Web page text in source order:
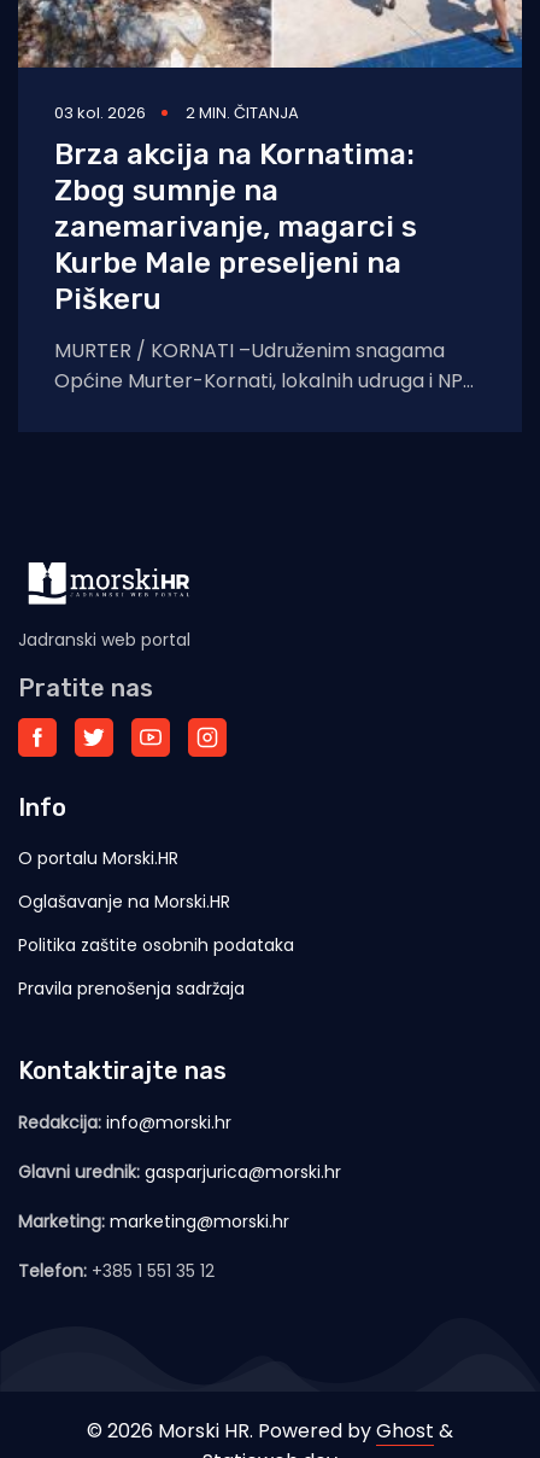
03 kol. 2026 2 MIN. ČITANJA
Brza akcija na Kornatima:
Zbog sumnje na
zanemarivanje, magarci s
Kurbe Male preseljeni na
Piškeru
MURTER / KORNATI –Udruženim snagama
Općine Murter-Kornati, lokalnih udruga i NP
Jadranski web portal
Pratite nas
Info
O portalu Morski.HR
Oglašavanje na Morski.HR
Politika zaštite osobnih podataka
Pravila prenošenja sadržaja
Kontaktirajte nas
Redakcija: info@morski.hr
Glavni urednik: gasparjurica@morski.hr
Marketing: marketing@morski.hr
Telefon: +385 1 551 35 12
© 2026 Morski HR. Powered byGhost &